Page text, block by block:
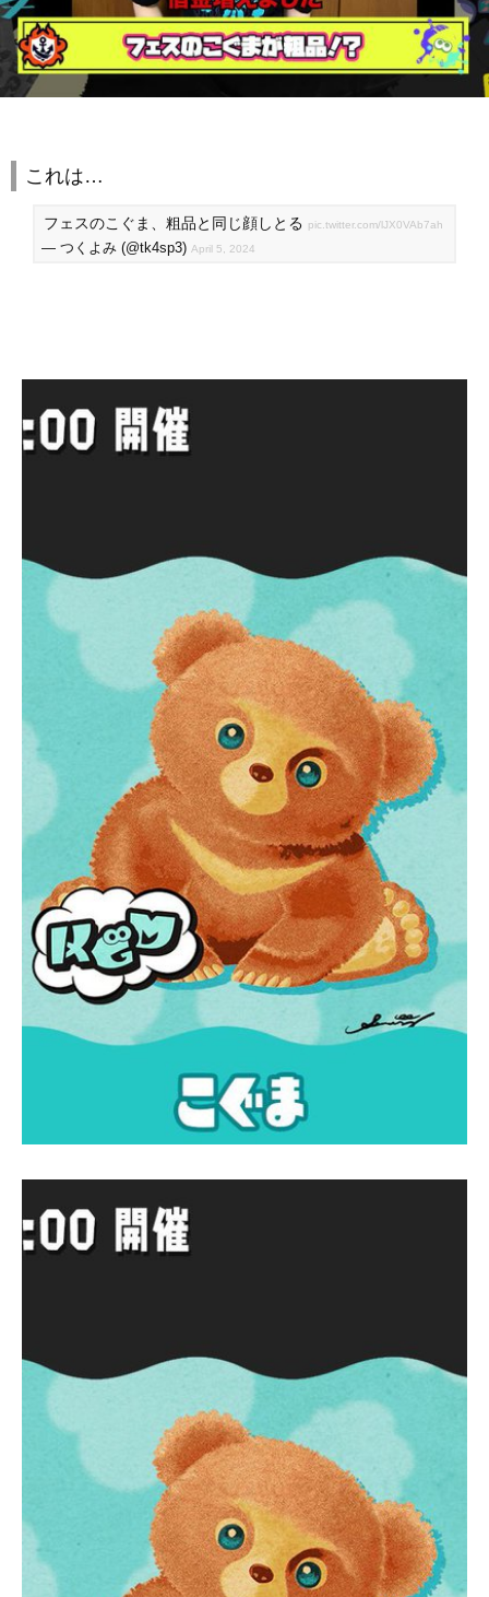
これは…
フェスのこぐま、粗品と同じ顔しとる pic.twitter.com/lJX0VAb7ah
— つくよみ (@tk4sp3) April 5, 2024